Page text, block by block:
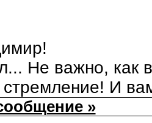
Не важно, как
И
»